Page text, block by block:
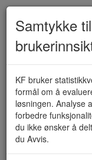
Samtykke
KF bruker
formål om å
løsningen. Analyse
forbedre
du ikke ønsker å
du Avvis.